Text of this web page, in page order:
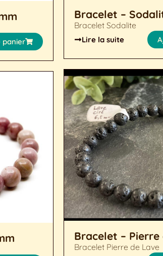
Bracelet –
Bracelet Sodalite
Lire la suite
panier
Bracelet – Pierre
Bracelet Pierre de Lave